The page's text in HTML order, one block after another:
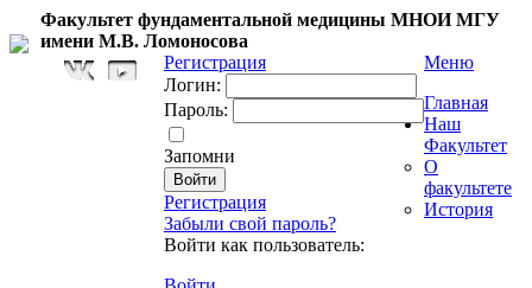
Факультет фундаментальной медицины МНОИ МГУ
имени М.В. Ломоносова
Регистрация
Логин:
Пароль:
Запомни
Регистрация
Забыли свой пароль?
Войти как пользователь:
Меню
Главная
Наш
Факультет
О
факультете
История